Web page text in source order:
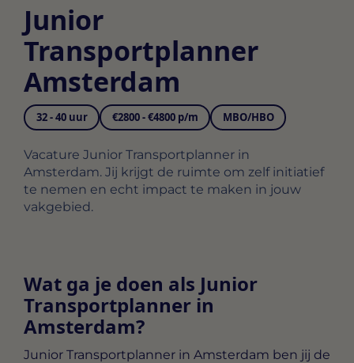
Junior
Transportplanner
Amsterdam
32 - 40 uur €2800 - €4800 p/m MBO/HBO
Vacature Junior Transportplanner in
Amsterdam. Jij krijgt de ruimte om zelf initiatief
te nemen en echt impact te maken in jouw
vakgebied.
Wat ga je doen als Junior
Transportplanner in
Amsterdam?
Junior Transportplanner in Amsterdam ben jij de